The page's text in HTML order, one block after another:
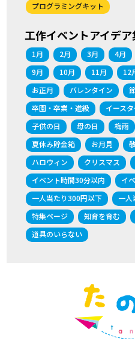
プログラミングキット
工作イベントアイデア
1月 2月 3月 4月
9月
10月 11月 12
お正月
バレンタイン
卒園・卒業・進級
イース
子供の日
母の日 梅雨
夏休み貯金箱
お月見
ハロウィン
クリスマス
イベント時間30分以内
イ
一人当たり300円以下
一人
特集ページ
知育を育む
道具のいらない